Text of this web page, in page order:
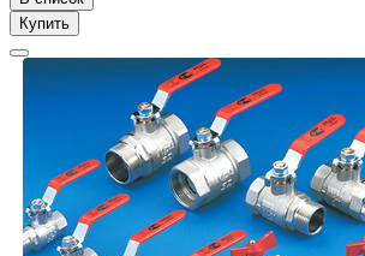
Купить